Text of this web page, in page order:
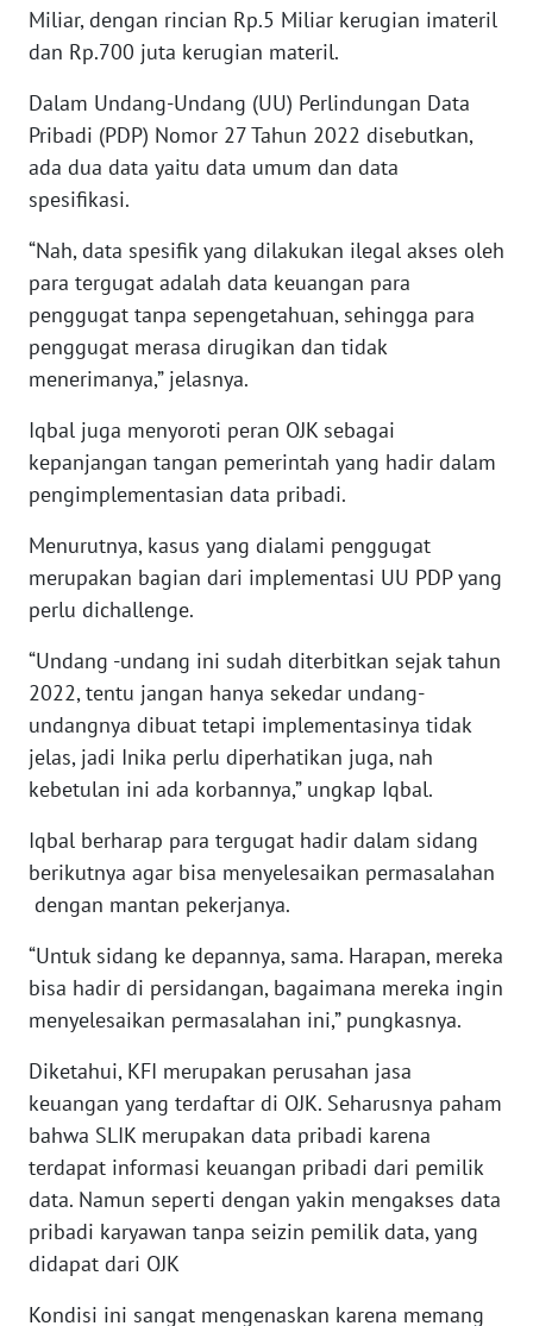
Miliar, dengan rincian Rp.5 Miliar kerugian imateril
dan Rp.700 juta kerugian materil.
Dalam Undang-Undang (UU) Perlindungan Data
Pribadi (PDP) Nomor 27 Tahun 2022 disebutkan,
ada dua data yaitu data umum dan data
spesifikasi.
“Nah, data spesifik yang dilakukan ilegal akses oleh
para tergugat adalah data keuangan para
penggugat tanpa sepengetahuan, sehingga para
penggugat merasa dirugikan dan tidak
menerimanya,” jelasnya.
Iqbal juga menyoroti peran OJK sebagai
kepanjangan tangan pemerintah yang hadir dalam
pengimplementasian data pribadi.
Menurutnya, kasus yang dialami penggugat
merupakan bagian dari implementasi UU PDP yang
perlu dichallenge.
“Undang -undang ini sudah diterbitkan sejak tahun
2022, tentu jangan hanya sekedar undang-
undangnya dibuat tetapi implementasinya tidak
jelas, jadi Inika perlu diperhatikan juga, nah
kebetulan ini ada korbannya,” ungkap Iqbal.
Iqbal berharap para tergugat hadir dalam sidang
berikutnya agar bisa menyelesaikan permasalahan
dengan mantan pekerjanya.
“Untuk sidang ke depannya, sama. Harapan, mereka
bisa hadir di persidangan, bagaimana mereka ingin
menyelesaikan permasalahan ini,” pungkasnya.
Diketahui, KFI merupakan perusahan jasa
keuangan yang terdaftar di OJK. Seharusnya paham
bahwa SLIK merupakan data pribadi karena
terdapat informasi keuangan pribadi dari pemilik
data. Namun seperti dengan yakin mengakses data
pribadi karyawan tanpa seizin pemilik data, yang
didapat dari OJK
Kondisi ini sangat mengenaskan karena memang
WN
WN
JOGJA
WN
JATIM
WN
BALI
KALBAR
WN
WN
KALTARA
KALSEL
WN
KALTIM
WN
SULSEL
GORONTALO
WN
WN
MALUKU
WN
MALUT
DAIRI